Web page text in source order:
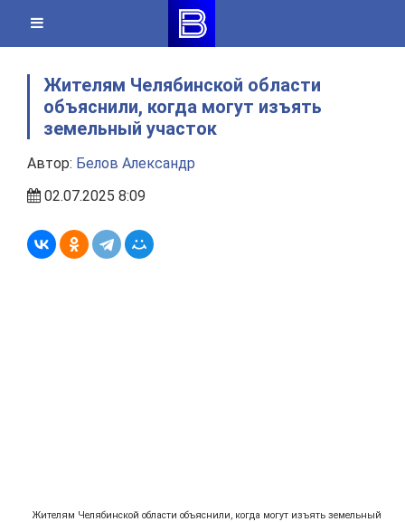
content
Жителям Челябинской области
объяснили, когда могут изъять
земельный участок
Автор: Белов Александр
02.07.2025 8:09
Жителям Челябинской области объяснили, когда могут изъять земельный